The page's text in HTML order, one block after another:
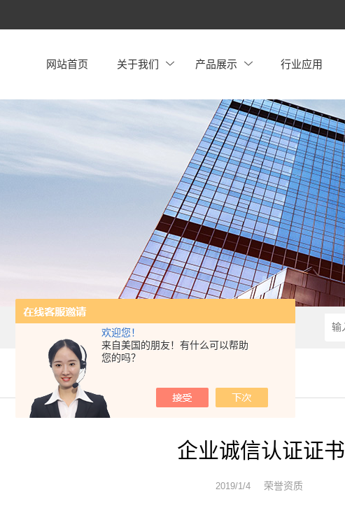
欢迎您！
来自美国的朋友！有什么可以帮助
您的吗？
网站首页 关于我们 产品展示 行业应用
企业诚信认证证书
2019/1/4 荣誉资质